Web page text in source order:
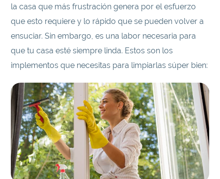
la casa que más frustración genera por el esfuerzo
que esto requiere y lo rápido que se pueden volver a
ensuciar. Sin embargo, es una labor necesaria para
que tu casa esté siempre linda. Estos son los
implementos que necesitas para limpiarlas súper bien: